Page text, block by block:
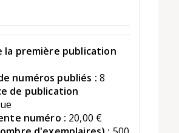
la première publication
numéros publiés : 8
de publication
numéro : 20,00 €